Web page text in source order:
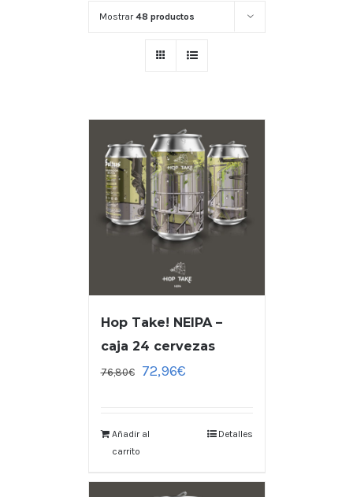
Mostrar48 productos
Hop Take! NEIPA –
caja 24 cervezas
76,80€ 72,96€
Añadir al
carrito
Detalles